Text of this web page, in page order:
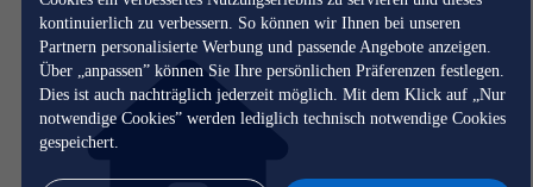
kontinuierlich zu verbessern. So können wir Ihnen bei unseren
Partnern personalisierte Werbung und passende Angebote anzeigen.
Über „anpassen” können Sie Ihre persönlichen Präferenzen festlegen.
Dies ist auch nachträglich jederzeit möglich. Mit dem Klick auf „Nur
notwendige Cookies” werden lediglich technisch notwendige Cookies
gespeichert.